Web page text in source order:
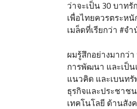
ว่าจะเป็น 30 บาท
เพื่อไทยควรตระห
เมล็ดที่เรียกว่า #จ
ผมรู้สึกอย่างมากว่
การพัฒนา และเป็น
แนวคิด และเบนท
ธุรกิจและประชาช
เทคโนโลยี ด้านสัง